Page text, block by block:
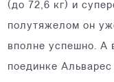
(до 72,6 кг) и
полутяжелом он
вполне успешно. А
поединке